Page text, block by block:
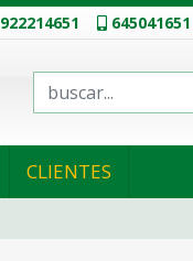
922214651 645041651
CLIENTES